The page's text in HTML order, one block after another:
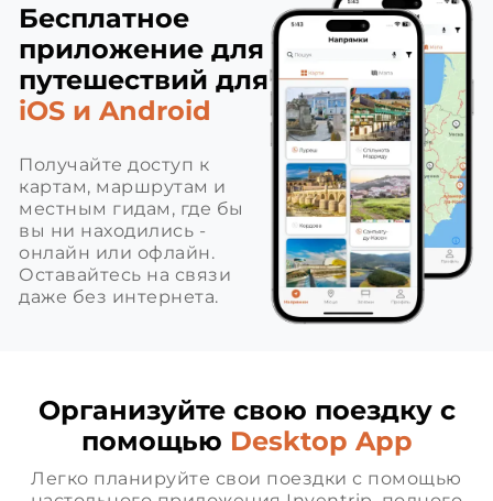
Бесплатное
приложение для
путешествий для
iOS и Android
Получайте доступ к
картам, маршрутам и
местным гидам, где бы
вы ни находились -
онлайн или офлайн.
Оставайтесь на связи
даже без интернета.
Организуйте свою поездку с
помощью Desktop App
Легко планируйте свои поездки с помощью